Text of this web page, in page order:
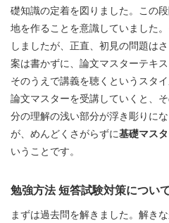
礎知識の定着を図りました。この
地を作ることを意識していました
しましたが、正直、初見の問題は
案は書かずに、論文マスターテキ
そのうえで講義を聴くというスタ
論文マスターを受講していくと、
分の理解の浅い部分が浮き彫りに
が、めんどくさがらずに基礎マス
いうことです。
勉強方法 短答試験対策につい
まずは過去問を解きました。解き